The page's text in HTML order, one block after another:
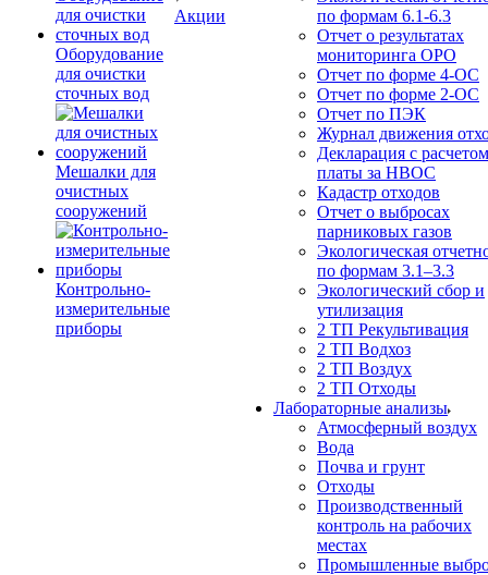
Оборудование
для очистки
сточных вод
Мешалки для
очистных
сооружений
Контрольно-
измерительные
приборы
Акции
по формам 6.1-6.3
Отчет о результатах
мониторинга ОРО
Отчет по форме 4-ОС
Отчет по форме 2-ОС
Отчет по ПЭК
Журнал движения
Декларация с расчетом
платы за НВОС
Кадастр отходов
Отчет о выбросах
парниковых газов
Экологическая
по формам 3.1–3.3
Экологический сбор и
утилизация
2 ТП Рекультивация
2 ТП Водхоз
2 ТП Воздух
2 ТП Отходы
Лабораторные анализы
Атмосферный воздух
Вода
Почва и грунт
Отходы
Производственный
контроль на рабочих
местах
Промышленные